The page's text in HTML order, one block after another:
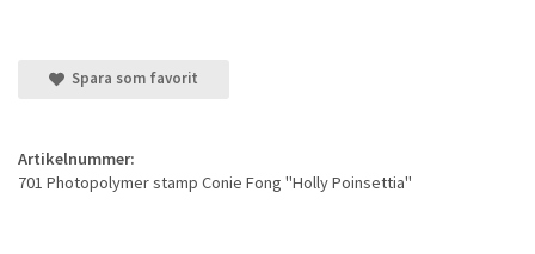
Spara som favorit
Artikelnummer:
701 Photopolymer stamp Conie Fong "Holly Poinsettia"